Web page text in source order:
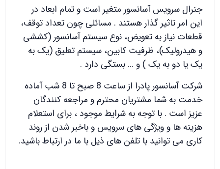
جنرال سرویس آسانسور متغیر است و تمام ابعاد در
این امر تاثیر گذار هستند . مسائلی چون تعداد توقف،
قطعات نیاز به تعویض، نوع سیستم آسانسور (کششی
و هیدرولیک)، ظرفیت کابین، سیستم تعلیق (یک به
یک یا دو به یک ) و ... بستگی دارد .
شرکت آسانسور پادرا از ساعت 8 صبح تا 8 شب آماده
خدمت به شما مشتریان محترم و مراجعه کنندگان
عزیز است . با توجه به شرایط موجود ، برای استعلام
هزینه ها و ویژگی های سرویس و باخبر شدن از روند
کاری می توانید با تلفن های ذیل با ما در ارتباط باشید.